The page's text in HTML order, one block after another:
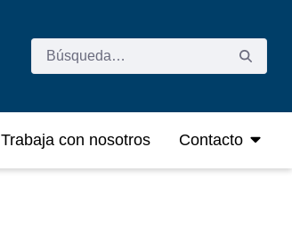
Trabaja con nosotros Contacto